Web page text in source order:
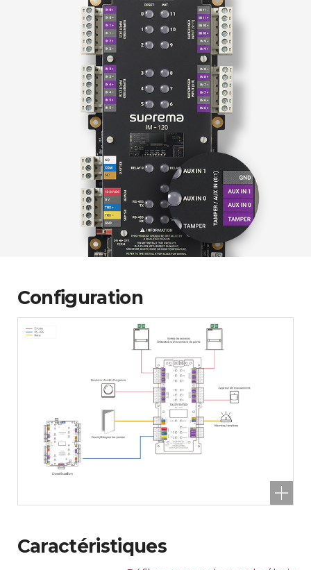
Configuration
Caractéristiques